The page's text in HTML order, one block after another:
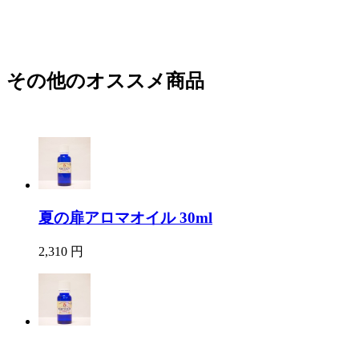
その他のオススメ商品
夏の扉アロマオイル 30ml
2,310 円